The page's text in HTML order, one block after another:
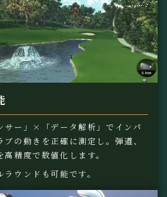
サー」×「データ解析」でインパ
の動きを正確に測定し。弾道、
精度で数値化します。
ウンドも可能です。